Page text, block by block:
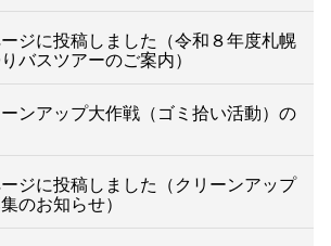
ジに投稿しました（令和８年度札幌
バスツアーのご案内）
ンアップ大作戦（ゴミ拾い活動）の
ジに投稿しました（クリーンアップ
のお知らせ）